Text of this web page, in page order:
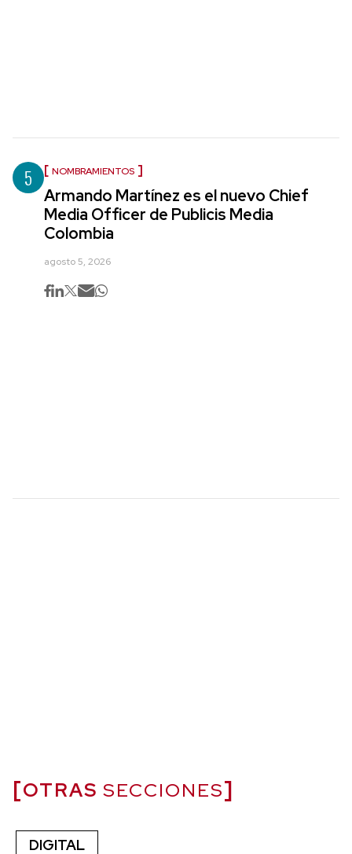
5 NOMBRAMIENTOS
Armando Martínez es el nuevo Chief
Media Officer de Publicis Media
Colombia
agosto 5, 2026
OTRAS SECCIONES
DIGITAL